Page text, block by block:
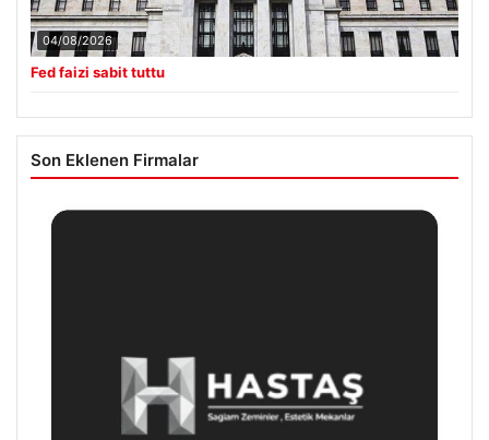
04/08/2026
Fed faizi sabit tuttu
Son Eklenen Firmalar